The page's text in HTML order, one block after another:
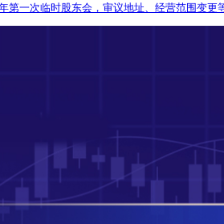
第一次临时股东会，审议地址、经营范围变更